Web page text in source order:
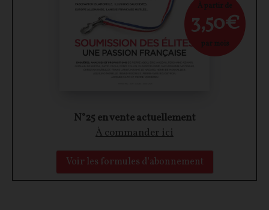
N°25 en vente actuellement
À commander ici
Voir les formules d'abonnement
À partir de
3,50€
par mois